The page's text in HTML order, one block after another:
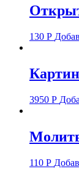
130 Р
3950 Р
110 Р